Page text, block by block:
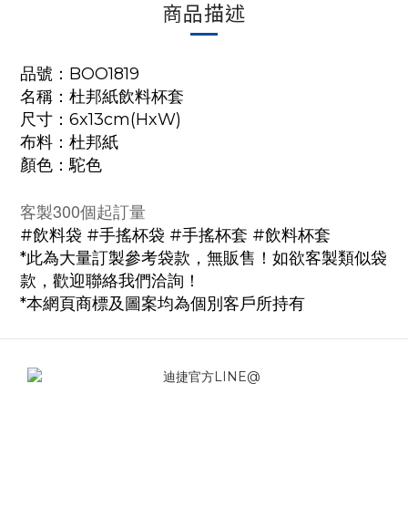
商品描述
品號：BOO1819
名稱：杜邦紙飲料杯套
尺寸：6x13cm(HxW)
布料：杜邦紙
顏色：駝色
客製300個起訂量
#飲料袋 #手搖杯袋 #手搖杯套 #飲料杯套
*此為大量訂製參考袋款，無販售！如欲客製類似袋
款，歡迎聯絡我們洽詢！
*本網頁商標及圖案均為個別客戶所持有